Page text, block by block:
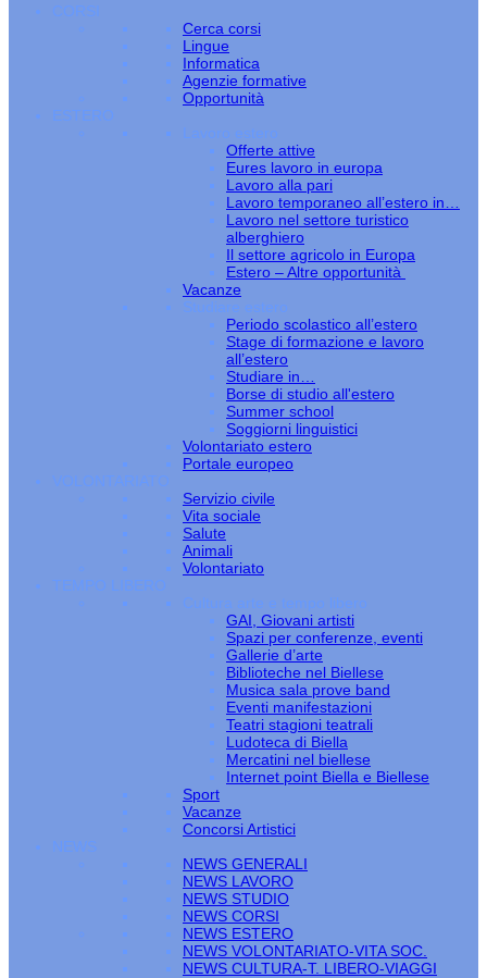
CORSI
Cerca corsi
Lingue
Informatica
Agenzie formative
Opportunità
ESTERO
Lavoro estero
Offerte attive
Eures lavoro in europa
Lavoro alla pari
Lavoro temporaneo all’estero in…
Lavoro nel settore turistico
alberghiero
Il settore agricolo in Europa
Estero – Altre opportunità
Vacanze
Studiare estero
Periodo scolastico all’estero
Stage di formazione e lavoro
all’estero
Studiare in…
Borse di studio all'estero
Summer school
Soggiorni linguistici
Volontariato estero
Portale europeo
VOLONTARIATO
Servizio civile
Vita sociale
Salute
Animali
Volontariato
TEMPO LIBERO
Cultura arte e tempo libero
GAI, Giovani artisti
Spazi per conferenze, eventi
Gallerie d’arte
Biblioteche nel Biellese
Musica sala prove band
Eventi manifestazioni
Teatri stagioni teatrali
Ludoteca di Biella
Mercatini nel biellese
Internet point Biella e Biellese
Sport
Vacanze
Concorsi Artistici
NEWS
NEWS GENERALI
NEWS LAVORO
NEWS STUDIO
NEWS CORSI
NEWS ESTERO
NEWS VOLONTARIATO-VITA SOC.
NEWS CULTURA-T. LIBERO-VIAGGI